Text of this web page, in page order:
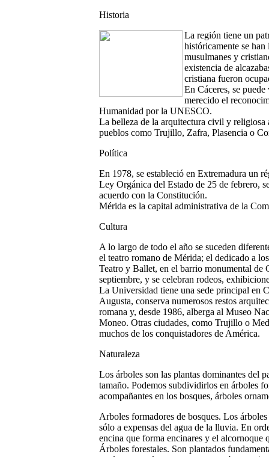
Historia
La región tiene un
históricamente se
musulmanes y
existencia de
cristiana fueron
En Cáceres, se
merecido el
Humanidad por la UNESCO.
La belleza de la arquitectura civil y religiosa
pueblos como Trujillo, Zafra, Plasencia o
Política
En 1978, se estableció en Extremadura un
Ley Orgánica del Estado de 25 de febrero,
acuerdo con la Constitución.
Mérida es la capital administrativa de la
Cultura
A lo largo de todo el año se suceden
el teatro romano de Mérida; el dedicado a
Teatro y Ballet, en el barrio monumental de
septiembre, y se celebran rodeos,
La Universidad tiene una sede principal en
Augusta, conserva numerosos restos
romana y, desde 1986, alberga al Museo
Moneo. Otras ciudades, como Trujillo o
muchos de los conquistadores de América.
Naturaleza
Los árboles son las plantas dominantes del
tamaño. Podemos subdividirlos en árboles
acompañantes en los bosques, árboles
Arboles formadores de bosques. Los
sólo a expensas del agua de la lluvia. En
encina que forma encinares y el alcornoque
Árboles forestales. Son plantados